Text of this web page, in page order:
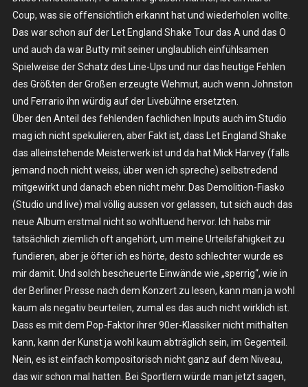
Coup, was sie offensichtlich erkannt hat und wiederholen wollte.
Das war schon auf der Let England Shake Tour das A und das O
und auch da war Butty mit seiner unglaublich einfühlsamen
Spielweise der Schatz des Line-Ups und nur das heutige Fehlen
des Größten der Großen erzeugte Wehmut, auch wenn Johnston
und Ferrario ihn würdig auf der Livebühne ersetzten.
Über den Anteil des fehlenden fachlichen Inputs auch im Studio
mag ich nicht spekulieren, aber Fakt ist, dass Let England Shake
das alleinstehende Meisterwerk ist und da hat Mick Harvey (falls
jemand noch nicht weiss, über wen ich spreche) selbstredend
mitgewirkt und danach eben nicht mehr. Das Demolition-Fiasko
(Studio und live) mal völlig aussen vor gelassen, tut sich auch das
neue Album erstmal nicht so wohltuend hervor. Ich habs mir
tatsächlich ziemlich oft angehört, um meine Urteilsfähigkeit zu
fundieren, aber je öfter ich es hörte, desto schlechter wurde es
mir damit. Und solch bescheuerte Einwände wie „sperrig“, wie in
der Berliner Presse nach dem Konzert zu lesen, kann man ja wohl
kaum als negativ beurteilen, zumal es das auch nicht wirklich ist.
Dass es mit dem Pop-Faktor ihrer 90er-Klassiker nicht mithalten
kann, kann der Kunst ja wohl kaum abträglich sein, im Gegenteil.
Nein, es ist einfach kompositorisch nicht ganz auf dem Niveau,
das wir schon mal hatten. Bei Sportlern würde man jetzt sagen,